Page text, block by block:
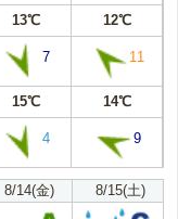
13℃ 12℃
7 11
15℃ 14℃
4 9
8/14(金) 8/15(土)